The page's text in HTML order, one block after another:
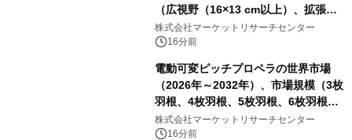
（広視野（16×13 cm以上）、拡張広
視野（18×16 cm以上）、超広視野
（24×19 cm以上））・分析レポート
株式会社マーケットリサーチセンター
16分前
電動可変ピッチプロペラの世界市場
（2026年～2032年）、市場規模（3枚
羽根、4枚羽根、5枚羽根、6枚羽根、
その他）・分析レポートを発表
株式会社マーケットリサーチセンター
16分前